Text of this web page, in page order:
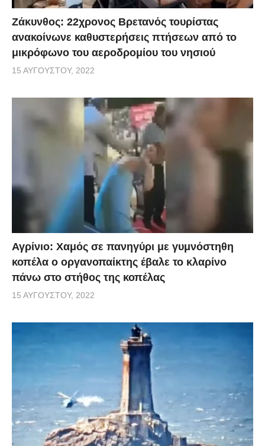
Ζάκυνθος: 22χρονος Βρετανός τουρίστας
ανακοίνωνε καθυστερήσεις πτήσεων από το
μικρόφωνο του αεροδρομίου του νησιού
15 ΑΥΓΟΎΣΤΟΥ, 2022
Αγρίνιο: Χαμός σε πανηγύρι με γυμνόστηθη
κοπέλα ο οργανοπαίκτης έβαλε το κλαρίνο
πάνω στο στήθος της κοπέλας
15 ΑΥΓΟΎΣΤΟΥ, 2022